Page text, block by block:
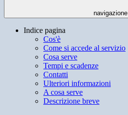
navigazione
Indice pagina
Cos'è
Come si accede al servizio
Cosa serve
Tempi e scadenze
Contatti
Ulteriori informazioni
A cosa serve
Descrizione breve